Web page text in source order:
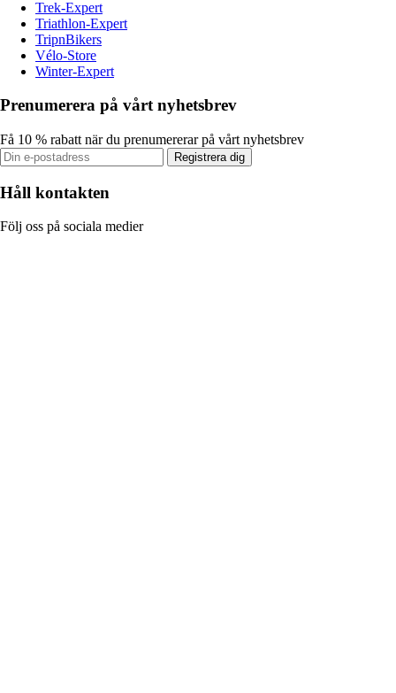
Trek-Expert
Triathlon-Expert
TripnBikers
Vélo-Store
Winter-Expert
Prenumerera på vårt nyhetsbrev
Få 10 % rabatt när du prenumererar på vårt nyhetsbrev
Registrera dig
Håll kontakten
Följ oss på sociala medier